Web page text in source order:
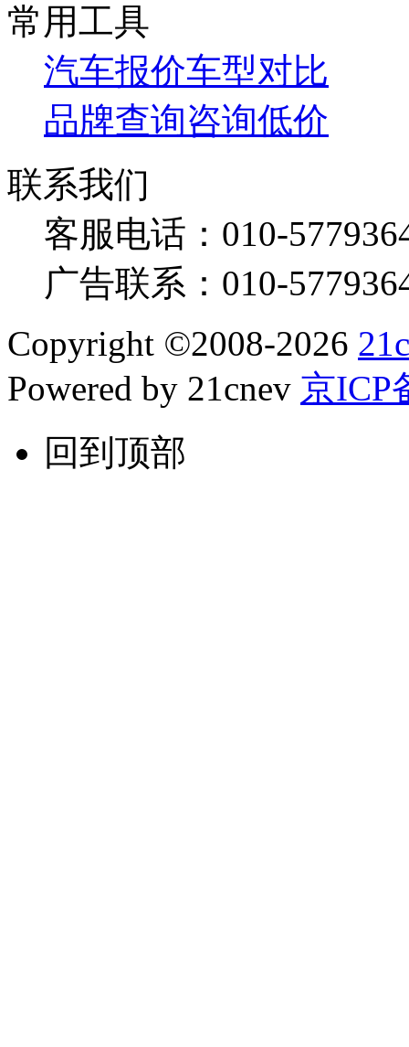
常用工具
汽车报价车型对比
品牌查询咨询低价
联系我们
客服电话： 010-
广告联系： 010-
Copyright ©2008-2026
Powered by 21cnev 京ICP
回到顶部